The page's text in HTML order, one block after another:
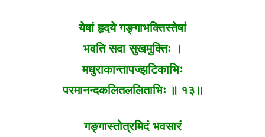
येषां हृदये गङ्गाभक्तिस्तेषां
भवति सदा सुखमुक्तिः ।
मधुराकान्तापज्झटिकाभिः
परमानन्दकलितललिताभिः ॥ १३॥
गङ्गास्तोत्रमिदं भवसारं